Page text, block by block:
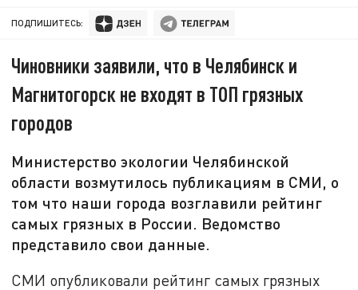
ПОДПИШИТЕСЬ:
Чиновники заявили, что в Челябинск и
Магнитогорск не входят в ТОП грязных
городов
Министерство экологии Челябинской
области возмутилось публикациям в СМИ, о
том что наши города возглавили рейтинг
самых грязных в России. Ведомство
представило свои данные.
СМИ опубликовали рейтинг самых грязных